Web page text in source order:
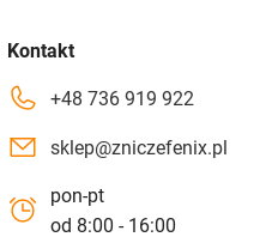
Kontakt
+48 736 919 922
sklep@zniczefenix.pl
pon-pt
od 8:00 - 16:00